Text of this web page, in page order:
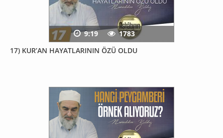
17) KUR’AN HAYATLARININ ÖZÜ OLDU
9:19 1783